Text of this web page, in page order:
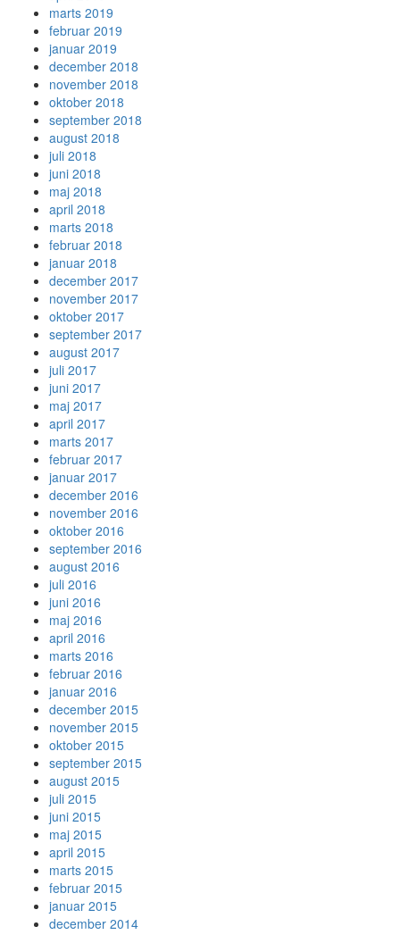
marts 2019
februar 2019
januar 2019
december 2018
november 2018
oktober 2018
september 2018
august 2018
juli 2018
juni 2018
maj 2018
april 2018
marts 2018
februar 2018
januar 2018
december 2017
november 2017
oktober 2017
september 2017
august 2017
juli 2017
juni 2017
maj 2017
april 2017
marts 2017
februar 2017
januar 2017
december 2016
november 2016
oktober 2016
september 2016
august 2016
juli 2016
juni 2016
maj 2016
april 2016
marts 2016
februar 2016
januar 2016
december 2015
november 2015
oktober 2015
september 2015
august 2015
juli 2015
juni 2015
maj 2015
april 2015
marts 2015
februar 2015
januar 2015
december 2014